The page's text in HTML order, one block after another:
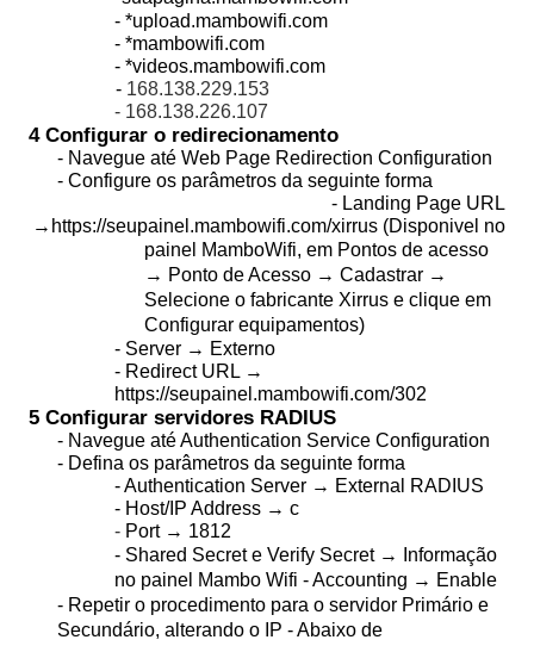
- *upload.mambowifi.com
- *mambowifi.com
- *videos.mambowifi.com
- 168.138.229.153
- 168.138.226.107
4 Configurar o redirecionamento
- Navegue até Web Page Redirection Configuration
- Configure os parâmetros da seguinte forma
- Landing Page URL
→https://seupainel.mambowifi.com/xirrus (Disponivel no
painel MamboWifi, em Pontos de acesso
→ Ponto de Acesso → Cadastrar →
Selecione o fabricante Xirrus e clique em
Configurar equipamentos)
- Server → Externo
- Redirect URL →
https://seupainel.mambowifi.com/302
5 Configurar servidores RADIUS
- Navegue até Authentication Service Configuration
- Defina os parâmetros da seguinte forma
- Authentication Server → External RADIUS
- Host/IP Address → c
- Port → 1812
- Shared Secret e Verify Secret → Informação
no painel Mambo Wifi - Accounting → Enable
- Repetir o procedimento para o servidor Primário e
Secundário, alterando o IP - Abaixo de